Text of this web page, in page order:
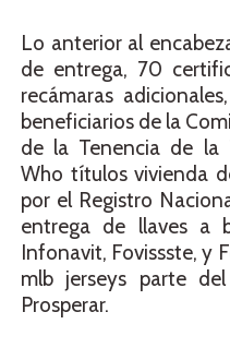
Lo anterior al
de entrega, 70
recámaras
beneficiarios de la
de la Tenencia de la
Who títulos vivienda
por el Registro
entrega de llaves a
Infonavit, Fovissste, y
mlb jerseys parte
Prosperar.